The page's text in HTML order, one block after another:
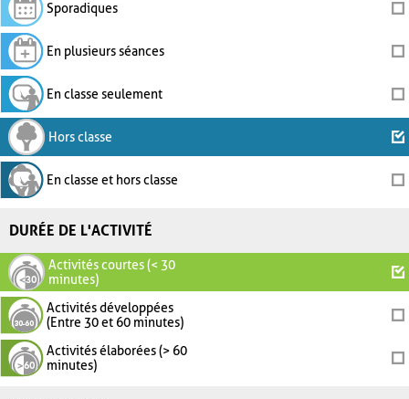
Sporadiques
En plusieurs séances
En classe seulement
Hors classe
En classe et hors classe
DURÉE DE L'ACTIVITÉ
Activités courtes (< 30
minutes)
Activités développées
(Entre 30 et 60 minutes)
Activités élaborées (> 60
minutes)